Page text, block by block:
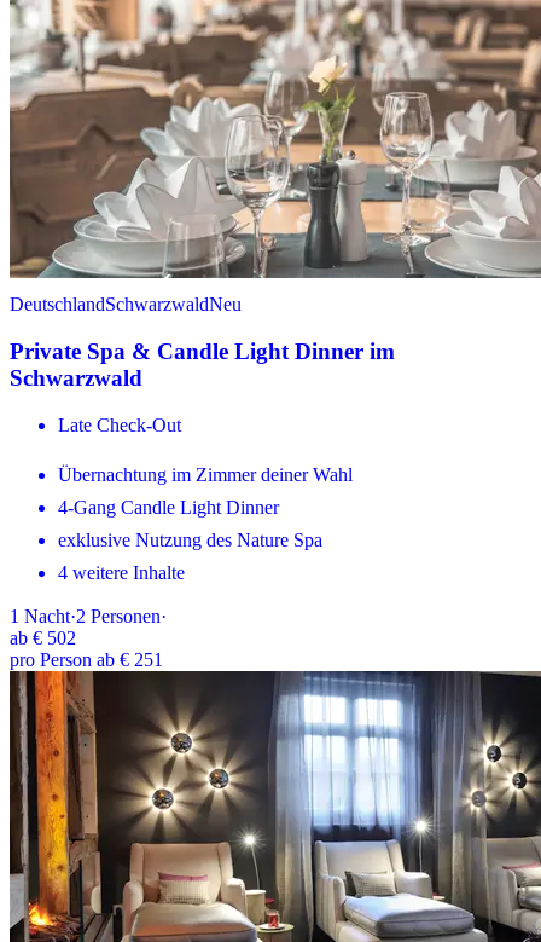
DeutschlandSchwarzwaldNeu
Private Spa & Candle Light Dinner im
Schwarzwald
Late Check-Out
Übernachtung im Zimmer deiner Wahl
4-Gang Candle Light Dinner
exklusive Nutzung des Nature Spa
4 weitere Inhalte
1 Nacht·2 Personen·
ab € 502
pro Person ab € 251